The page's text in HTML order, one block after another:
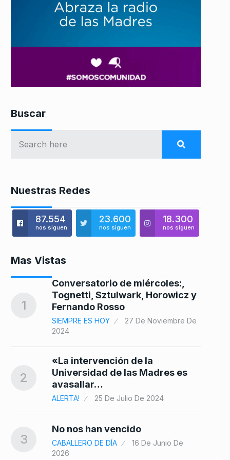
Buscar
Nuestras Redes
87.554
nos siguen
23.600
nos siguen
18.300
nos siguen
Mas Vistas
1
Conversatorio de miércoles:,
Tognetti, Sztulwark, Horowicz y
Fernando Rosso
SIEMPRE ES HOY
27 De Noviembre De
2024
2
«La intervención de la
Universidad de las Madres es
avasallar…
ALERTA! 25 De Julio De 2024
3
No nos han vencido
CABALLERO DE DÍA
16 De Junio De
2026